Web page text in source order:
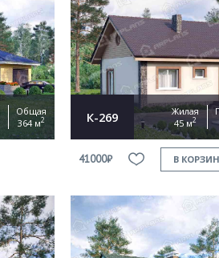
Общая
364 м2 К-269
Жилая
45 м2
41000₽ В